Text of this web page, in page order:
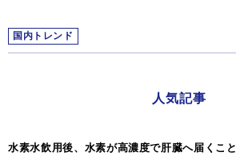
国内トレンド
人気記事
水素水飲用後、水素が高濃度で肝臓へ届くこと